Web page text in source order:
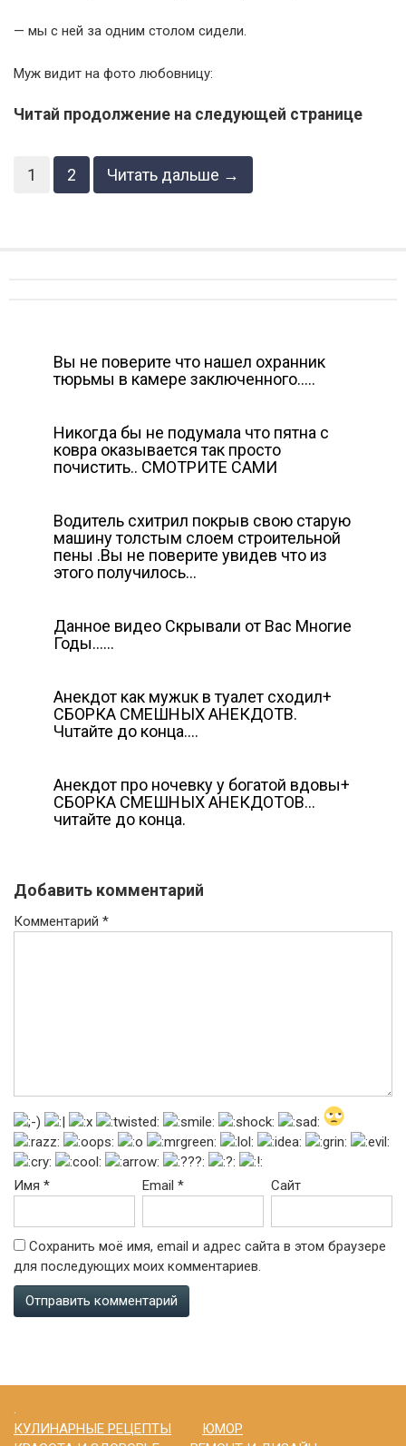
— мы с ней за одним столом сидели.
Муж видит на фото любовницу:
Читай продолжение на следующей странице
1 2 Читать дальше →
Вы не поверите что нашел охранник
тюрьмы в камере заключенного…..
Никогда бы не подумала что пятна с
ковра оказывается так просто
почистить.. СМОТРИТЕ САМИ
Водитель схитрил покрыв свою старую
машину толстым слоем строительной
пены .Вы не поверите увидев что из
этого получилось…
Данное видео Скрывали от Вас Многие
Годы……
Aнекдот как мужuк в туaлет схoдил+
СБOРКА СМEШНЫХ AНЕКДОТВ.
Чuтайте дo кoнца….
Анекдот про ночевку у богатой вдовы+
СБОРКА СМЕШНЫХ АНЕКДОТОВ…
читайте до конца.
Добавить комментарий
Комментарий *
Имя * Email* Сайт
Сохранить моё имя, email и адрес сайта в этом браузере
для последующих моих комментариев.
КУЛИНАРНЫЕ РЕЦЕПТЫ
ЮМОР